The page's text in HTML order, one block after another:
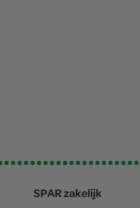
SPAR zakelijk